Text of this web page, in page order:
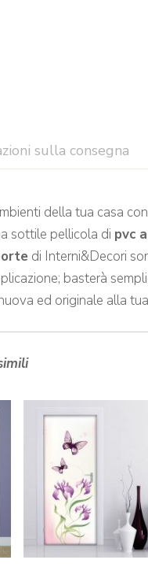
sulla consegna
della tua casa
sottile pellicola di pvc
di Interni&Decori
basterà
ed originale alla